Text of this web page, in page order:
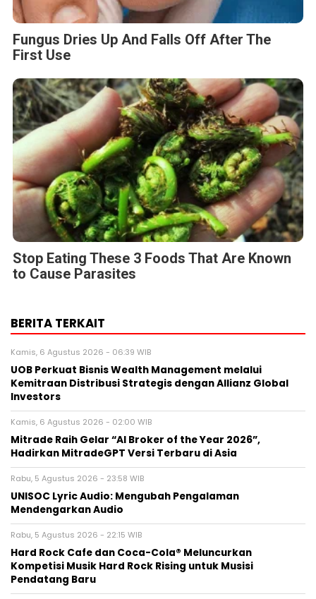
Fungus Dries Up And Falls Off After The
First Use
Stop Eating These 3 Foods That Are Known
to Cause Parasites
BERITA TERKAIT
Kamis, 6 Agustus 2026 - 06:39 WIB
UOB Perkuat Bisnis Wealth Management melalui
Kemitraan Distribusi Strategis dengan Allianz Global
Investors
Kamis, 6 Agustus 2026 - 02:00 WIB
Mitrade Raih Gelar “AI Broker of the Year 2026”,
Hadirkan MitradeGPT Versi Terbaru di Asia
Rabu, 5 Agustus 2026 - 23:58 WIB
UNISOC Lyric Audio: Mengubah Pengalaman
Mendengarkan Audio
Rabu, 5 Agustus 2026 - 22:15 WIB
Hard Rock Cafe dan Coca-Cola® Meluncurkan
Kompetisi Musik Hard Rock Rising untuk Musisi
Pendatang Baru